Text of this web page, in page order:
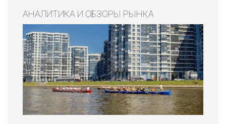
АНАЛИТИКА И ОБЗОРЫ РЫНКА